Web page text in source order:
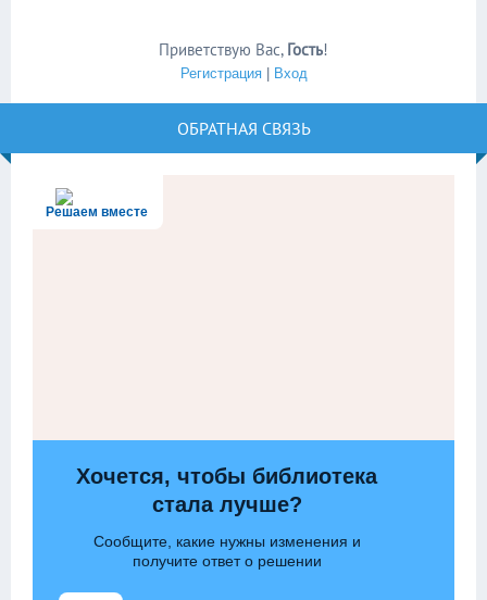
Приветствую Вас, Гость!
Регистрация| Вход
ОБРАТНАЯ СВЯЗЬ
Решаем вместе
Хочется, чтобы библиотека
стала лучше?
Сообщите, какие нужны изменения и
получите ответ о решении